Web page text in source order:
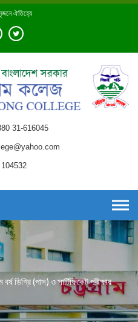
ঐতিহ্যে
31-616045
104532
ডিগ্রি (পাস) ও সার্টিফিকেট পরীক্ষার